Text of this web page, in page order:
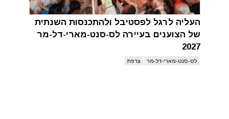
העליה לרגל לפסטיבל ולהתכנסות השנתית
של הצוענים בעיירה לס-סנט-מארי-דל-מר
2027
לס-סנט-מארי-דל-מר צרפת